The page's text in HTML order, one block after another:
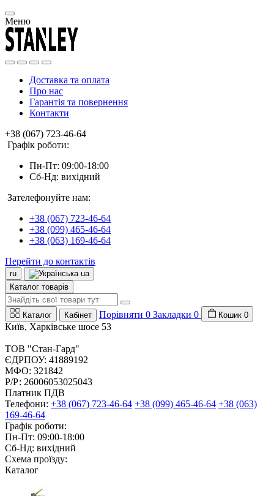
Меню
Доставка та оплата
Про нас
Гарантія та повернення
Контакти
+38 (067) 723-46-64
Графік роботи:
Пн-Пт: 09:00-18:00
Сб-Нд: вихідний
Зателефонуйте нам:
+38 (067) 723-46-64
+38 (099) 465-46-64
+38 (063) 169-46-64
Перейти до контактів
ru
ua
Каталог товарів
Каталог Кабінет Порівняти 0 Закладки 0 Кошик 0
Київ, Харківське шосе 53
ТОВ "Стан-Гард"
ЄДРПОУ: 41889192
МФО: 321842
Р/Р: 26006053025043
Платник ПДВ
Телефони: +38 (067) 723-46-64 +38 (099) 465-46-64 +38 (063)
169-46-64
Графік роботи:
Пн-Пт: 09:00-18:00
Сб-Нд: вихідний
Схема проїзду:
Каталог